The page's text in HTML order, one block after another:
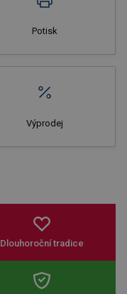
Potisk
Výprodej
Dlouhoroční tradice